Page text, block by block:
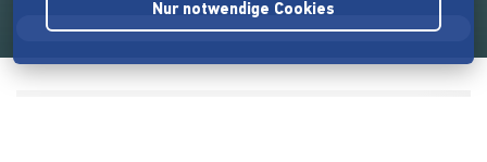
Nur notwendige Cookies